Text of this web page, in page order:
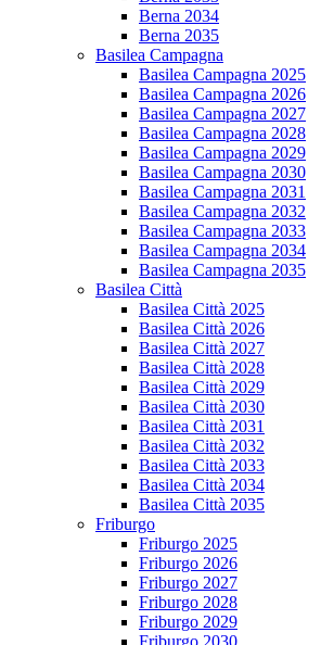
Berna 2034
Berna 2035
Basilea Campagna
Basilea Campagna 2025
Basilea Campagna 2026
Basilea Campagna 2027
Basilea Campagna 2028
Basilea Campagna 2029
Basilea Campagna 2030
Basilea Campagna 2031
Basilea Campagna 2032
Basilea Campagna 2033
Basilea Campagna 2034
Basilea Campagna 2035
Basilea Città
Basilea Città 2025
Basilea Città 2026
Basilea Città 2027
Basilea Città 2028
Basilea Città 2029
Basilea Città 2030
Basilea Città 2031
Basilea Città 2032
Basilea Città 2033
Basilea Città 2034
Basilea Città 2035
Friburgo
Friburgo 2025
Friburgo 2026
Friburgo 2027
Friburgo 2028
Friburgo 2029